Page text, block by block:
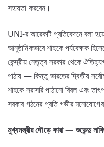
সহায়তা করবেন।
UNI-র আরেকটি প্রতিবেদনে বলা
আনুষ্ঠানিকভাবে শাহকে পর্যবেক্ষক
কেন্দ্রীয় নেতৃত্ব সরকার থেকে
পাঠায় — কিন্তু ভারতের দ্বিতীয়
শাহকে সরাসরি পাঠানো বিরল এবং
সরকার গঠনের প্রতি গভীর
মুখ্যমন্ত্রীরদৌড়েকারা —শুভেন্দু